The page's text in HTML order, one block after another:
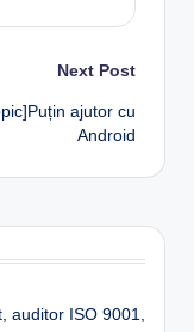
Next Post
ajutor cu
Android
auditor ISO 9001,